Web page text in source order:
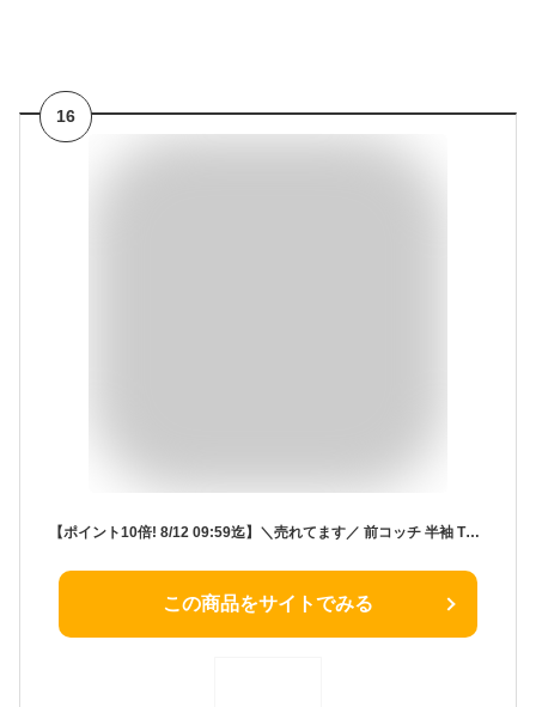
16
【ポイント10倍! 8/12 09:59迄】＼売れてます／ 前コッチ 半袖 Tシャツ インナー ◆80-130◆ ◇ 男の子 女の子 女児 男児 子供 ベビー キッズ 服 子供服 子供 肌着 下着 シンプル おしゃれ 可愛い かわいい ジータ GITA
この商品をサイトでみる